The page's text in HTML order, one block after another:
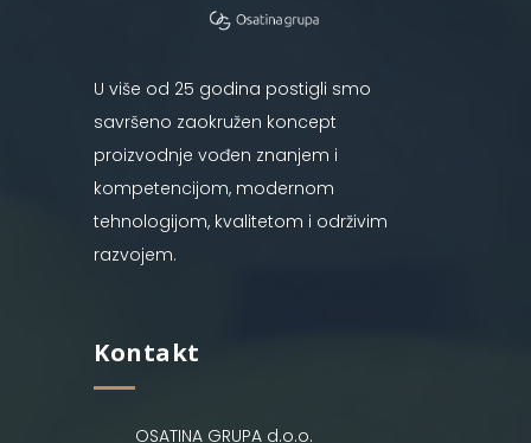
U više od 25 godina postigli smo
savršeno zaokružen koncept
proizvodnje vođen znanjem i
kompetencijom, modernom
tehnologijom, kvalitetom i održivim
razvojem.
Kontakt
OSATINA GRUPA d.o.o.